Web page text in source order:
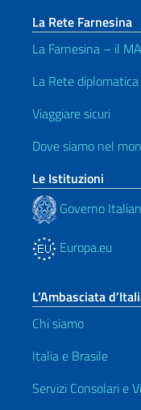
La Rete Farnesina
La Farnesina – il
La Rete diplomatica
Viaggiare sicuri
Dove siamo nel
Le Istituzioni
Governo
Europa.eu
L’Ambasciata
Chi siamo
Italia e Brasile
Servizi Consolari e